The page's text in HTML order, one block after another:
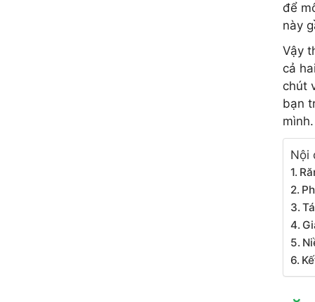
để
này
Vậy
cả
chút
bạn
mình.
Nội